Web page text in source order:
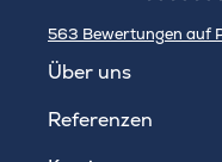
563 Bewertungen auf
Über uns
Referenzen